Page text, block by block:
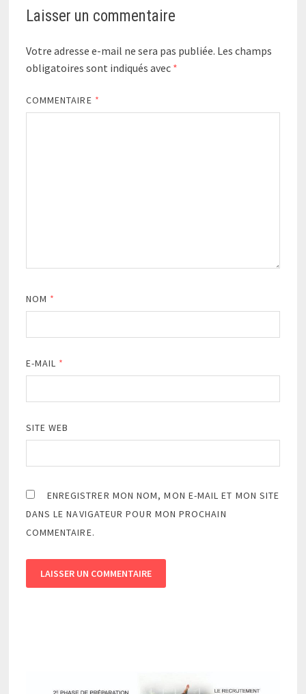
Laisser un commentaire
Votre adresse e-mail ne sera pas publiée. Les champs
obligatoires sont indiqués avec *
COMMENTAIRE *
NOM *
E-MAIL *
SITE WEB
ENREGISTRER MON NOM, MON E-MAIL ET MON SITE
DANS LE NAVIGATEUR POUR MON PROCHAIN
COMMENTAIRE.